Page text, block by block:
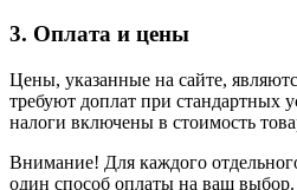
3. Оплата и цены
Цены, указанные на сайте,
требуют доплат при стандартных
налоги включены в стоимость
Внимание! Для каждого
один способ оплаты на ваш выбор.